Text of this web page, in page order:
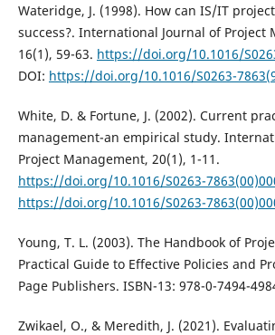
Wateridge, J. (1998). How can IS/IT
success?. International Journal of Project
16(1), 59-63. https://doi.org/10.1016/
DOI: https://doi.org/10.1016/S0263-
White, D. & Fortune, J. (2002). Current
management-an empirical study.
Project Management, 20(1), 1-11.
https://doi.org/10.1016/S0263-
https://doi.org/10.1016/S0263-
Young, T. L. (2003). The Handbook of
Practical Guide to Effective Policies and
Page Publishers. ISBN-13: 978-0-7494-
Zwikael, O., & Meredith, J. (2021).